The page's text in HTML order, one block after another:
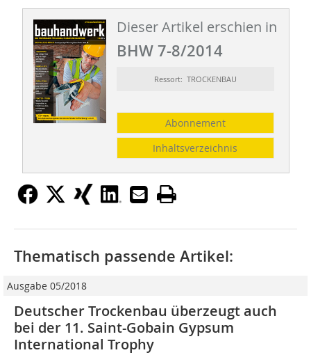
Dieser Artikel erschien in
BHW 7-8/2014
Ressort: TROCKENBAU
Abonnement
Inhaltsverzeichnis
Thematisch passende Artikel:
Ausgabe 05/2018
Deutscher Trockenbau überzeugt auch
bei der 11. Saint-Gobain Gypsum
International Trophy